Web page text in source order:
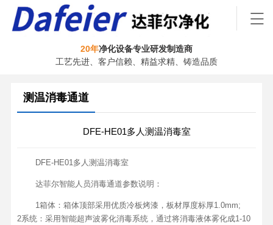
20年净化设备专业研发制造商
工艺先进、客户信赖、精益求精、铸造品质
测温消毒通道
DFE-HE01多人测温消毒室
DFE-HE01多人测温消毒室
达菲尔智能人员消毒通道参数说明：
1箱体：箱体顶部采用优质冷板烤漆，板材厚度标厚1.0mm;
2系统：采用智能超声波雾化消毒系统，通过将消毒液体雾化成1-10